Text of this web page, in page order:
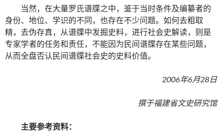
当然，在大量罗氏谱牒之中，鉴于当时条件及编纂者的
身份、地位、学识的不同，也存在不少问题。如何去粗取
精，去伪存真，从谱牒中发掘史料，进行社会史解读，则是
专家学者的任务和责任，不能因为民间谱牒存在某些问题，
从而全盘否认民间谱牒社会史的史料价值。
2006年6月28日
撰于福建省文史研究馆
主要参考资料：